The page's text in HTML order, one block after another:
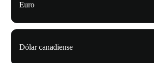
Euro
Dólar canadiense